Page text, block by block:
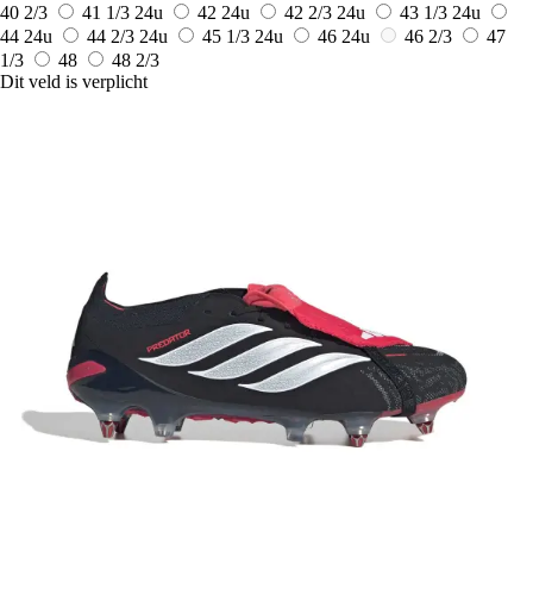
40 2/3
41 1/3 24u 42 24u 42 2/3 24u 43 1/3 24u
44 24u 44 2/3 24u 45 1/3 24u 46 24u 46 2/3
47
1/3
48
48 2/3
Dit veld is verplicht